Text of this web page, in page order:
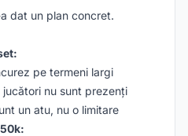
dat un plan concret.
pe termeni largi
jucători nu sunt prezenți
un atu, nu o limitare